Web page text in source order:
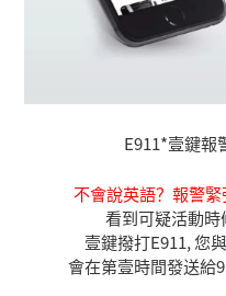
E911*壹鍵報
不會說英語？報警緊
看到可疑活動
壹鍵撥打E911, 您
會在第壹時間發送給